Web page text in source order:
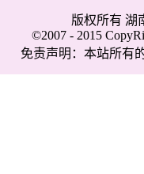
版权所有
©2007 - 2015
免责声明：本站所有